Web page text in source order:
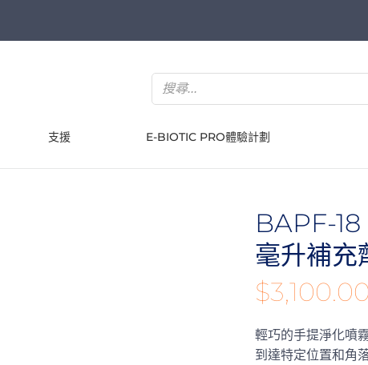
支援 E-BIOTIC PRO體驗計劃
BAPF-
毫升補充
$3,100.00
輕巧的手提淨化噴
到達特定位置和角